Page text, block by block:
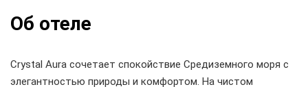
Об отеле
Crystal Aura сочетает спокойствие Средиземного моря с
элегантностью природы и комфортом. На чистом